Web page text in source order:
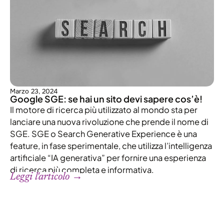
Marzo 23, 2024
Google SGE: se hai un sito devi sapere cos’è!
Il motore di ricerca più utilizzato al mondo sta per
lanciare una nuova rivoluzione che prende il nome di
SGE. SGE o Search Generative Experience è una
feature, in fase sperimentale, che utilizza l’intelligenza
artificiale “IA generativa” per fornire una esperienza
di ricerca più completa e informativa.
Leggi l'articolo →